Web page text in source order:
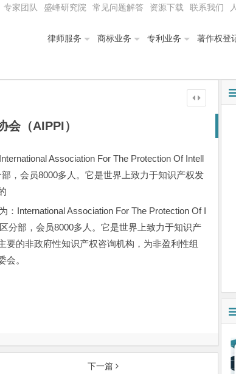
专家团队 盛峰研究院 常见问题解答 资源下载 联系我们
律师服务 商标业务 专利业务 著作权登
会（AIPPI）
Association For The Protection Of Intell
，会员8000多人。它是世界上致力于知识产权发
International Association For The Protection Of I
分部，会员8000多人。它是世界上致力于知识产
的非政府性知识产权咨询机构，为非盈利性组
会。
下一篇